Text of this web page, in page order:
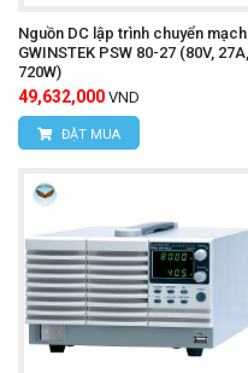
Nguồn DC lập trình chuyển mạch
GWINSTEK PSW 80-27 (80V, 27A,
720W)
49,632,000 VND
ĐẶT MUA